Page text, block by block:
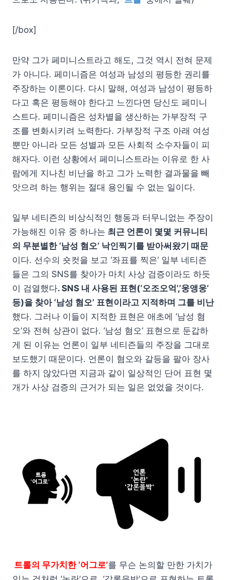
[/box]
만약 그가 페미니스트라고 해도, 그것 역시 전혀 문제
가 아니다. 페미니즘은 여성과 남성의 평등한 권리를
주장하는 이론이다. 다시 말해, 여성과 남성이 평등하
다고 혹은 평등해야 한다고 느낀다면 당신도 페미니
스트다. 페미니즘은 성차별을 생산하는 가부장적 구
조를 변화시키려 노력한다. 가부장적 구조 아래 여성
뿐만 아니라 모든 성별과 모든 사회적 소수자들이 피
해자다. 이런 상황에서 페미니스트라는 이유로 한 사
람에게 지나친 비난을 하고 그가 노력한 결과물을 빼
앗으려 하는 행위는 절대 용인될 수 없는 일이다.
일부 네티즌의 비상식적인 행동과 터무니없는 주장이
가능해진 이유 중 하나는 최근 언론이 몇몇 커뮤니티
의 무분별한 ‘남성 혐오’ 낙인찍기를 받아써왔기 때문
이다. 선수의 숏컷을 보고 ‘좌표를 찍은’ 일부 네티즌
들은 그의 SNS를 찾아가 마치 사상 검증이라도 하듯
이 검열했다. SNS 내 사용된 표현(‘오조오억’,’웅앵웅’
등)을 찾아 ‘남성 혐오’ 표현이라고 지적하며 그를 비난
했다. 그러나 이들이 지적한 표현은 애초에 ‘남성 혐
오’와 전혀 상관이 없다. ‘남성 혐오’ 표현으로 둔갑하
게 된 이유는 언론이 일부 네티즌들의 주장을 그대로
보도했기 때문이다. 언론이 혐오와 갈등을 팔아 장사
를 하지 않았다면 지금과 같이 일상적인 단어 표현 몇
개가 사상 검증의 근거가 되는 일은 없었을 것이다.
트롤의 무가치한 ‘어그로’를 무슨 논의할 만한 가치가